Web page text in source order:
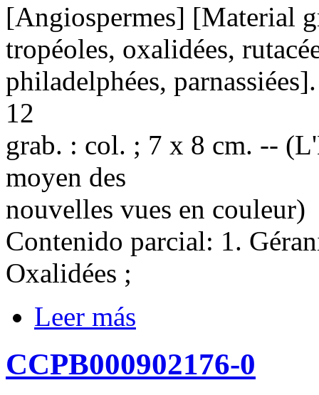
[Angiospermes] [Material
tropéoles, oxalidées,
philadelphées,
12
grab. : col. ; 7 x 8 cm. --
moyen des
nouvelles vues en couleur)
Contenido parcial: 1.
Oxalidées ;
Leer más
CCPB000902176-0